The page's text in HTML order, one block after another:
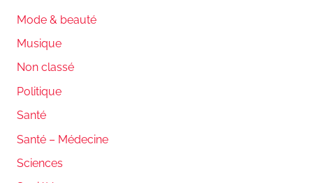
Mode & beauté
Musique
Non classé
Politique
Santé
Santé – Médecine
Sciences